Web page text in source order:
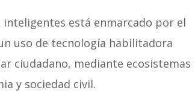
está enmarcado por el
uso de tecnología habilitadora
ciudadano, mediante ecosistemas
y sociedad civil.